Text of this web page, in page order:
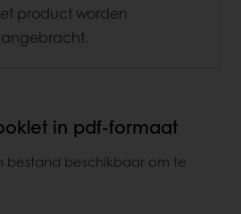
product worden
in pdf-formaat
bestand beschikbaar om te